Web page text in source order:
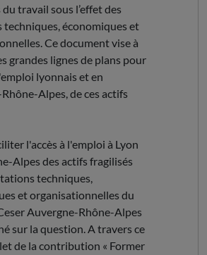
travail sous l’effet des
économiques et
Ce document vise à
grandes lignes de plans pour
lyonnais et en
Alpes, de ces actifs
l'accès à l'emploi à Lyon
Alpes des actifs fragilisés
techniques,
et organisationnelles du
Auvergne-Rhône-Alpes
sur la question. A travers ce
de la contribution « Former